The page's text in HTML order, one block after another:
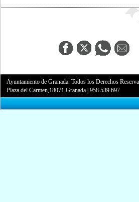
Ayuntamiento de Granada. Todos los Derechos
Plaza del Carmen,18071 Granada |958 539 697